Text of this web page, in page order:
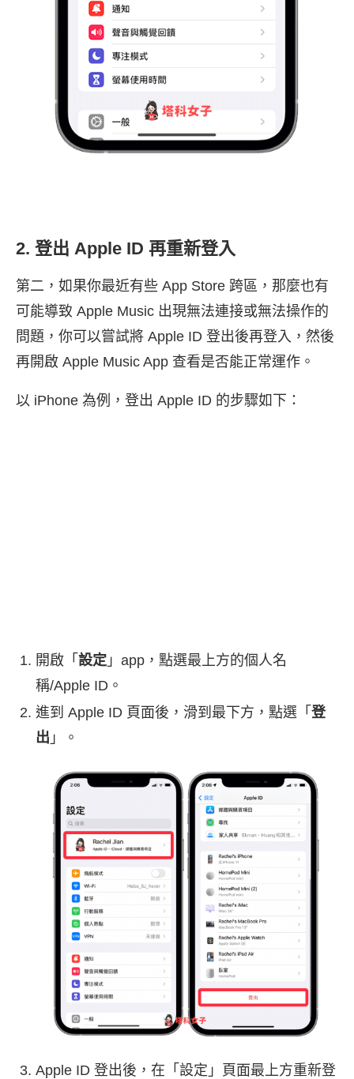
2. 登出 Apple ID 再重新登入
第二，如果你最近有些 App Store 跨區，那麼也有
可能導致 Apple Music 出現無法連接或無法操作的
問題，你可以嘗試將 Apple ID 登出後再登入，然後
再開啟 Apple Music App 查看是否能正常運作。
以 iPhone 為例，登出 Apple ID 的步驟如下：
開啟「 設定 」app，點選最上方的個人名
稱/Apple ID。
進到 Apple ID 頁面後，滑到最下方，點選「 登
出 」。
Apple ID 登出後，在「設定」頁面最上方重新登